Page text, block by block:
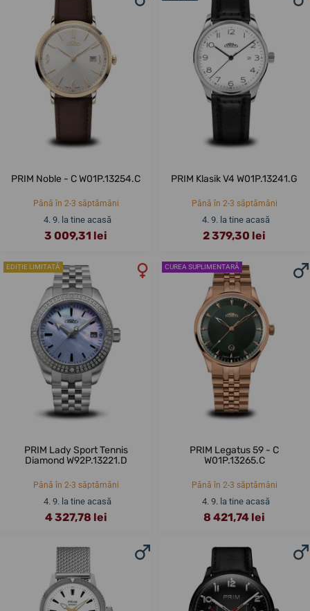
PRIM Noble - C W01P.13254.C
Până în 2-3 săptămâni
4. 9. la tine acasă
3 009,31 lei
PRIM Klasik V4 W01P.13241.G
Până în 2-3 săptămâni
4. 9. la tine acasă
2 379,30 lei
EDIȚIE LIMITATĂ
PRIM Lady Sport Tennis
Diamond W92P.13221.D
Până în 2-3 săptămâni
4. 9. la tine acasă
4 327,78 lei
CUREA SUPLIMENTARĂ
PRIM Legatus 59 - C
W01P.13265.C
Până în 2-3 săptămâni
4. 9. la tine acasă
8 421,74 lei